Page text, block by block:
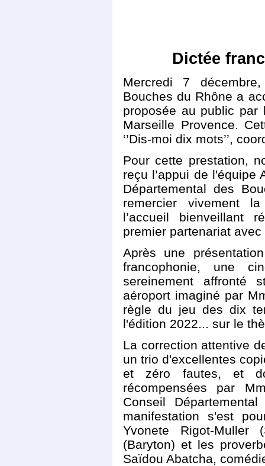
Dictée
Mercredi 7
Bouches du Rhône a
proposée au public par
Marseille Provence.
‘’Dis-moi dix mots’’,
Pour cette prestation,
reçu l’appui de l'équipe
Départemental des
remercier vivement
l’accueil bienveillant
premier partenariat
Après une
francophonie, une
sereinement affronté
aéroport imaginé par
règle du jeu des dix
l'édition 2022... sur le
La correction attentive
un trio d'excellentes
et zéro fautes, et
récompensées par
Conseil
manifestation s'est
Yvonete Rigot-Muller
(Baryton) et les
Saïdou Abatcha,